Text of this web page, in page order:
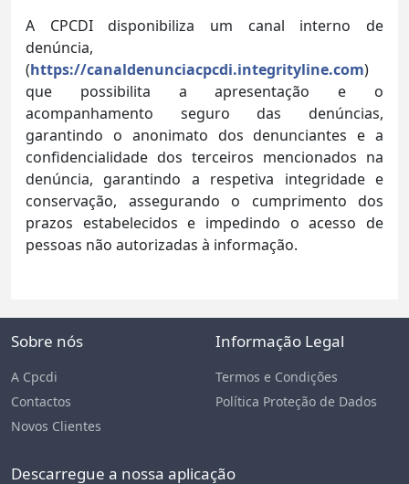
A CPCDI disponibiliza um canal interno de
denúncia,
(https://canaldenunciacpcdi.integrityline.com)
que possibilita a apresentação e o
acompanhamento seguro das denúncias,
garantindo o anonimato dos denunciantes e a
confidencialidade dos terceiros mencionados na
denúncia, garantindo a respetiva integridade e
conservação, assegurando o cumprimento dos
prazos estabelecidos e impedindo o acesso de
pessoas não autorizadas à informação.
Sobre nós
A Cpcdi
Contactos
Novos Clientes
Informação Legal
Termos e Condições
Política Proteção de Dados
Descarregue a nossa aplicação